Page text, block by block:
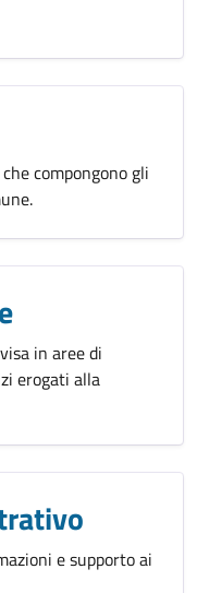
compongono gli
in aree di
erogati alla
e supporto ai